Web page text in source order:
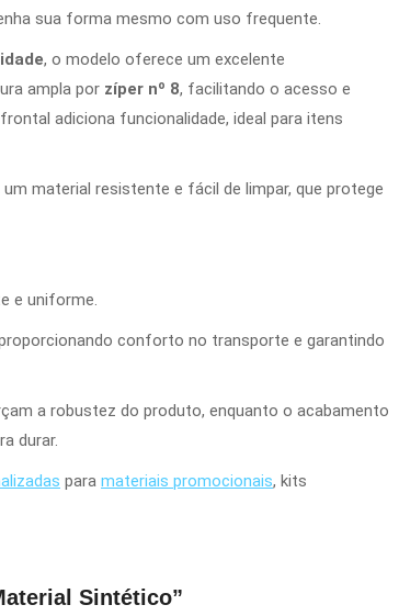
sua forma mesmo com uso frequente.
, o modelo oferece um excelente
ampla por zíper nº 8, facilitando o acesso e
adiciona funcionalidade, ideal para itens
um material resistente e fácil de limpar, que protege
e uniforme.
conforto no transporte e garantindo
a robustez do produto, enquanto o acabamento
durar.
para materiais promocionais, kits
Sintético”